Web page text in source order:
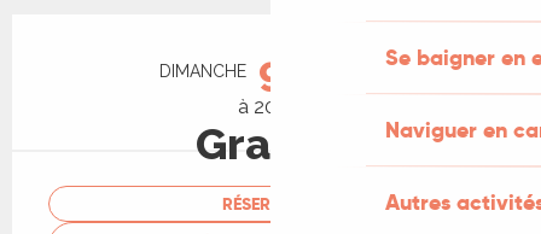
Se baigner en
Naviguer en
Autres
Ouverture et coordonnées
DIMANCHE 9
à 20:00
Gratuit
RÉSERVER